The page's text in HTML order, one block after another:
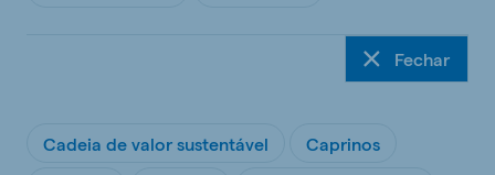
Fechar
Cadeia de valor sustentável Caprinos